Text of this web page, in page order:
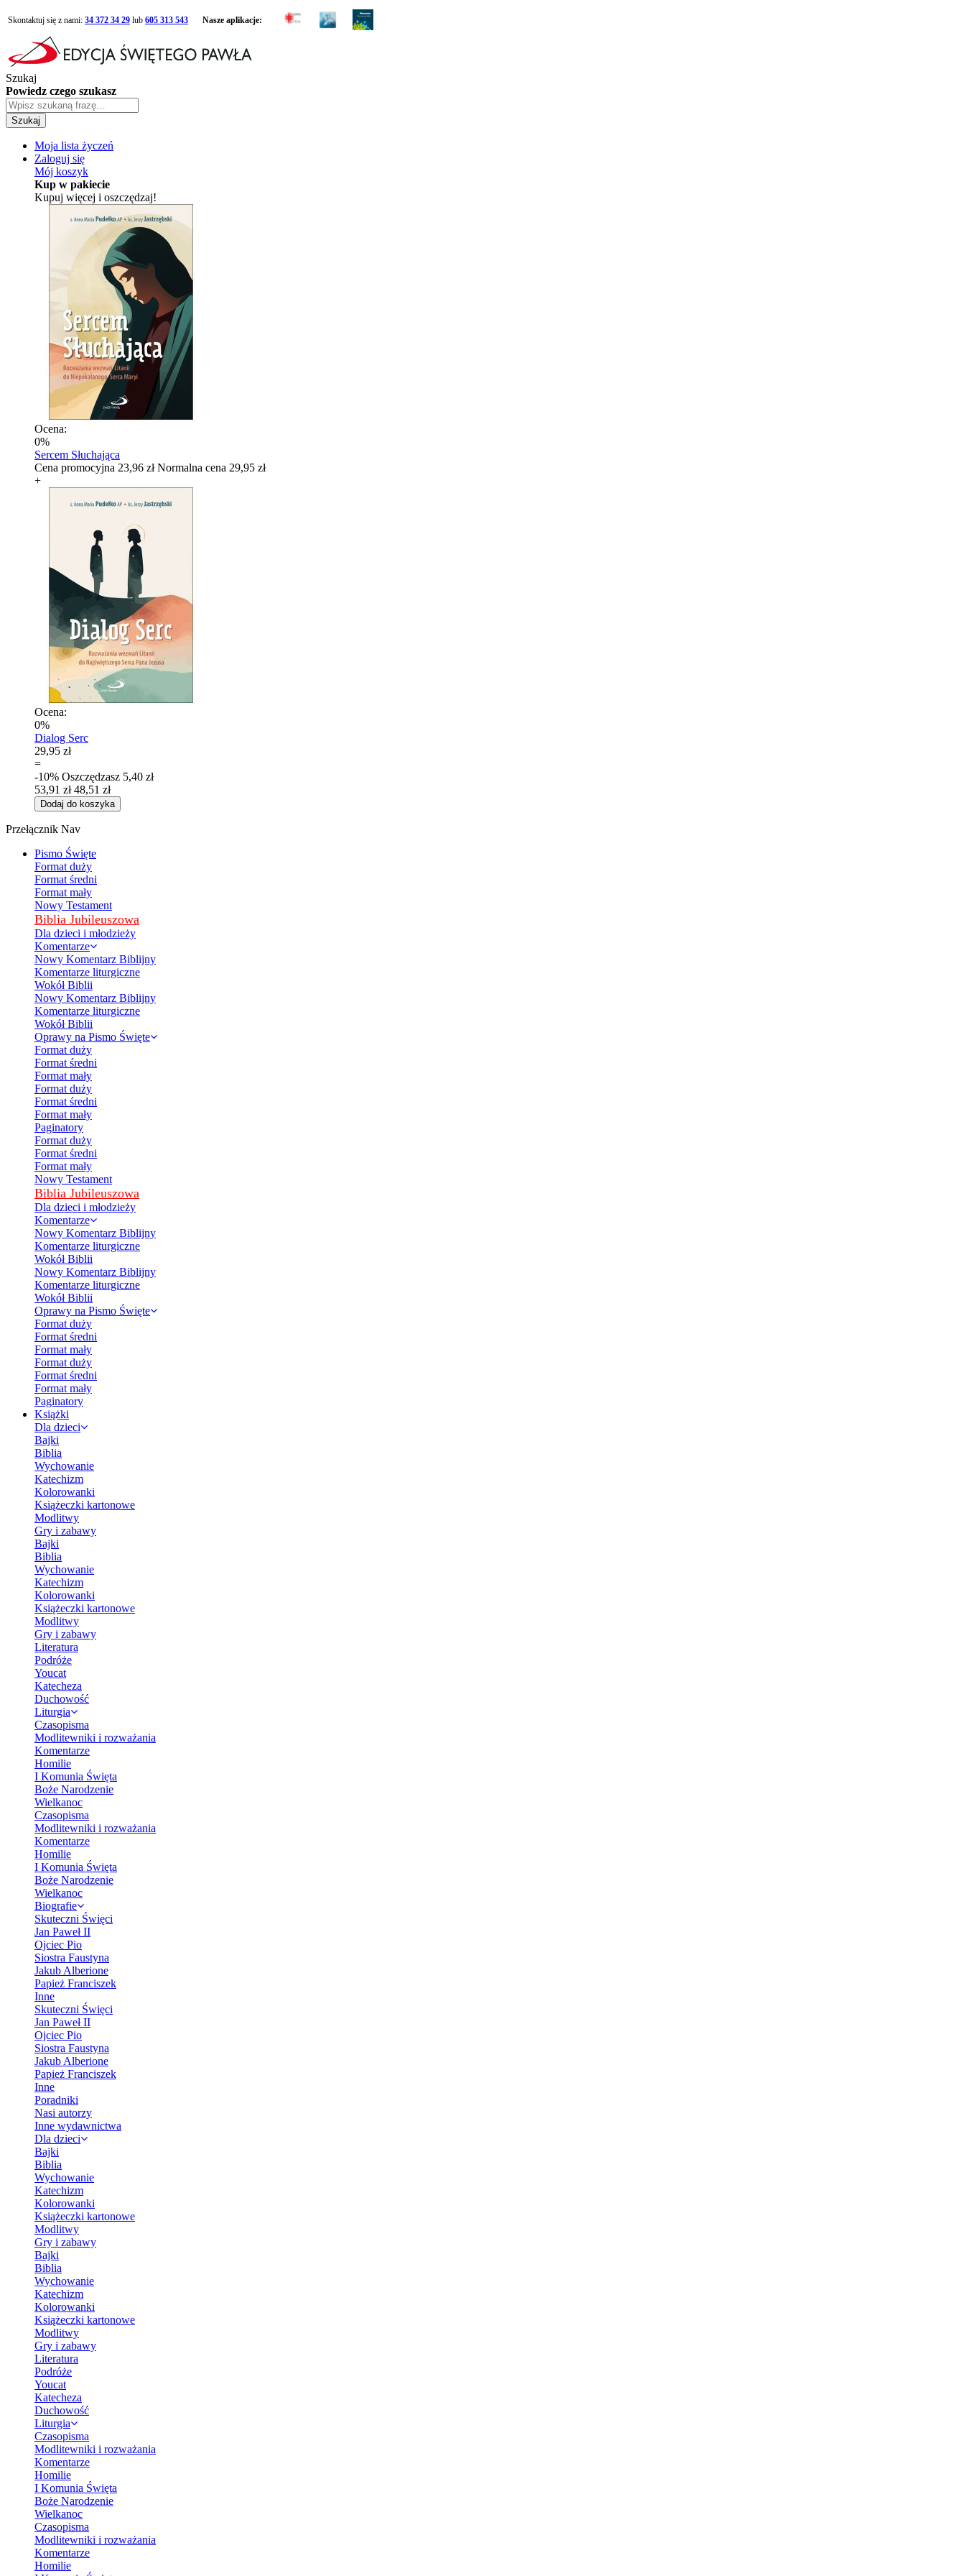
Skontaktuj się z nami: 34 372 34 29 lub 605 313 543 Nasze aplikacje:
Szukaj
Powiedz czego szukasz
Szukaj
Moja lista życzeń
Zaloguj się
Mój koszyk
Kup w pakiecie
Kupuj więcej i oszczędzaj!
Ocena:
0%
Sercem Słuchająca
Cena promocyjna 23,96 zł Normalna cena 29,95 zł
+
Ocena:
0%
Dialog Serc
29,95 zł
=
-10% Oszczędzasz 5,40 zł
53,91 zł 48,51 zł
Dodaj do koszyka
Przełącznik Nav
Pismo Święte
Format duży
Format średni
Format mały
Nowy Testament
Biblia Jubileuszowa
Dla dzieci i młodzieży
Komentarze
Nowy Komentarz Biblijny
Komentarze liturgiczne
Wokół Biblii
Nowy Komentarz Biblijny
Komentarze liturgiczne
Wokół Biblii
Oprawy na Pismo Święte
Format duży
Format średni
Format mały
Format duży
Format średni
Format mały
Paginatory
Format duży
Format średni
Format mały
Nowy Testament
Biblia Jubileuszowa
Dla dzieci i młodzieży
Komentarze
Nowy Komentarz Biblijny
Komentarze liturgiczne
Wokół Biblii
Nowy Komentarz Biblijny
Komentarze liturgiczne
Wokół Biblii
Oprawy na Pismo Święte
Format duży
Format średni
Format mały
Format duży
Format średni
Format mały
Paginatory
Książki
Dla dzieci
Bajki
Biblia
Wychowanie
Katechizm
Kolorowanki
Książeczki kartonowe
Modlitwy
Gry i zabawy
Bajki
Biblia
Wychowanie
Katechizm
Kolorowanki
Książeczki kartonowe
Modlitwy
Gry i zabawy
Literatura
Podróże
Youcat
Katecheza
Duchowość
Liturgia
Czasopisma
Modlitewniki i rozważania
Komentarze
Homilie
I Komunia Święta
Boże Narodzenie
Wielkanoc
Czasopisma
Modlitewniki i rozważania
Komentarze
Homilie
I Komunia Święta
Boże Narodzenie
Wielkanoc
Biografie
Skuteczni Święci
Jan Paweł II
Ojciec Pio
Siostra Faustyna
Jakub Alberione
Papież Franciszek
Inne
Skuteczni Święci
Jan Paweł II
Ojciec Pio
Siostra Faustyna
Jakub Alberione
Papież Franciszek
Inne
Poradniki
Nasi autorzy
Inne wydawnictwa
Dla dzieci
Bajki
Biblia
Wychowanie
Katechizm
Kolorowanki
Książeczki kartonowe
Modlitwy
Gry i zabawy
Bajki
Biblia
Wychowanie
Katechizm
Kolorowanki
Książeczki kartonowe
Modlitwy
Gry i zabawy
Literatura
Podróże
Youcat
Katecheza
Duchowość
Liturgia
Czasopisma
Modlitewniki i rozważania
Komentarze
Homilie
I Komunia Święta
Boże Narodzenie
Wielkanoc
Czasopisma
Modlitewniki i rozważania
Komentarze
Homilie